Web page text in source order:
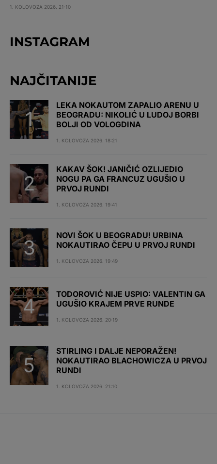
1. KOLOVOZA 2026. 21:10
INSTAGRAM
NAJČITANIJE
LEKA NOKAUTOM ZAPALIO ARENU U
BEOGRADU: NIKOLIĆ U LUDOJ BORBI
BOLJI OD VOLOGDINA
1. KOLOVOZA 2026. 18:21
KAKAV ŠOK! JANIČIĆ OZLIJEDIO
NOGU PA GA FRANCUZ UGUŠIO U
PRVOJ RUNDI
1. KOLOVOZA 2026. 19:41
NOVI ŠOK U BEOGRADU! URBINA
NOKAUTIRAO ČEPU U PRVOJ RUNDI
1. KOLOVOZA 2026. 19:49
TODOROVIĆ NIJE USPIO: VALENTIN GA
UGUŠIO KRAJEM PRVE RUNDE
1. KOLOVOZA 2026. 20:19
STIRLING I DALJE NEPORAŽEN!
NOKAUTIRAO BLACHOWICZA U PRVOJ
RUNDI
1. KOLOVOZA 2026. 21:10